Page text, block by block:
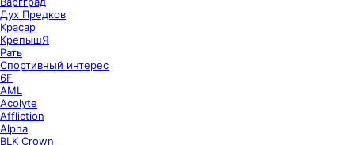
Дух Предков
Красар
КрепышЯ
Рать
Спортивный интерес
6F
AML
Acolyte
Affliction
Alpha
BLK Crown